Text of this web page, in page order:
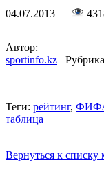
04.07.2013
Автор:
sportinfo.kz
Теги: рейтинг,
таблица
Вернуться к списку